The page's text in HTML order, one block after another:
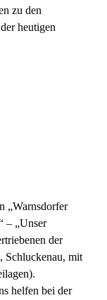
zu den
heutigen
„Warnsdorfer
– „Unser
der
Schluckenau, mit
helfen bei der